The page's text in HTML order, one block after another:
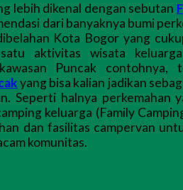
lebih dikenal dengan sebutan
dari banyaknya bumi
Kota Bogor yang
aktivitas wisata
Puncak contohnya,
yang bisa kalian jadikan
Seperti halnya perkemahan
keluarga (Family
dan fasilitas campervan
komunitas.